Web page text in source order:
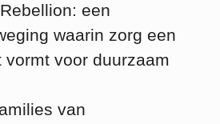
een
waarin zorg een
vormt voor duurzaam
van